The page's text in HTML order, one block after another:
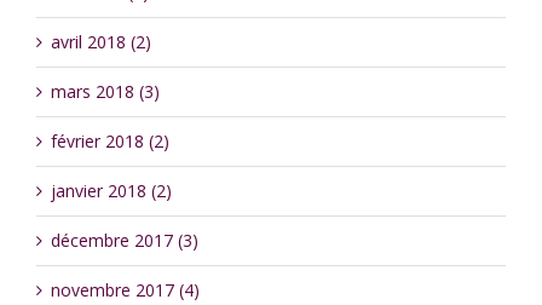
avril 2018 (2)
mars 2018 (3)
février 2018 (2)
janvier 2018 (2)
décembre 2017 (3)
novembre 2017 (4)